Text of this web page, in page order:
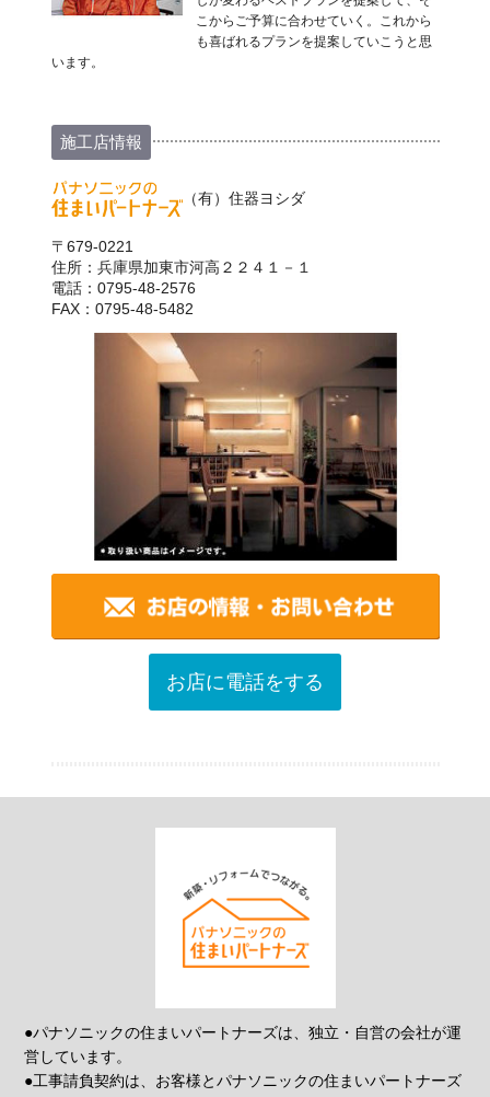
こからご予算に合わせていく。これから
も喜ばれるプランを提案していこうと思
います。
施工店情報
（有）住器ヨシダ
〒679-0221
住所：兵庫県加東市河高２２４１－１
電話：0795-48-2576
FAX：0795-48-5482
お店に電話をする
●パナソニックの住まいパートナーズは、独立・自営の会社が運
営しています。
●工事請負契約は、お客様とパナソニックの住まいパートナーズ